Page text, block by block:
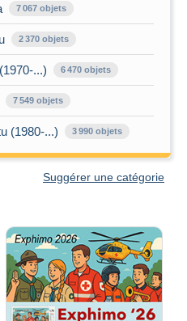
7 067 objets
2 370 objets
...) 6 470 objets
7 549 objets
(1980-...) 3 990 objets
Suggérer une catégorie